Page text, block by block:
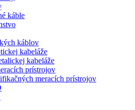
káble
káblov
kabeláže
kabeláže
prístrojov
meracích prístrojov